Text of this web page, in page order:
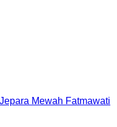
Mewah Fatmawati